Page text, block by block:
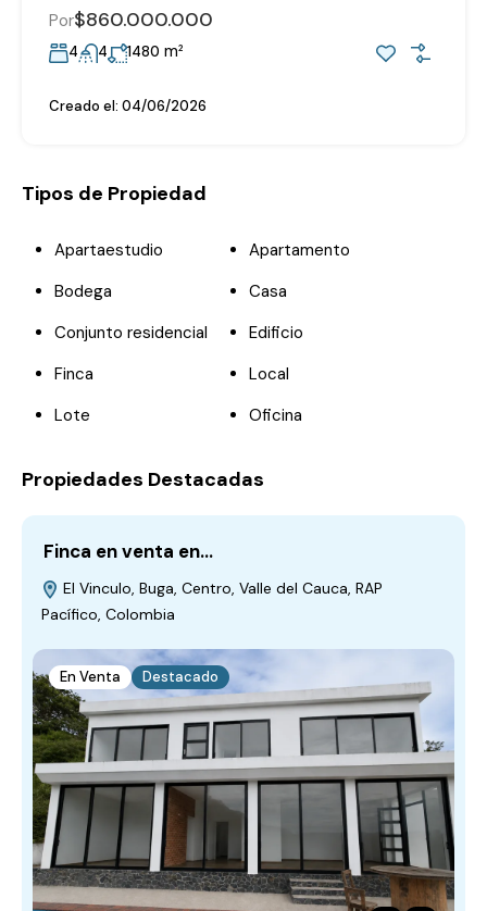
Por$860.000.000
4 4 1480 m²
Creado el: 04/06/2026
Tipos de Propiedad
Apartaestudio
Apartamento
Bodega
Casa
Conjunto residencial
Edificio
Finca
Local
Lote
Oficina
Propiedades Destacadas
Finca en venta en…
El Vinculo, Buga, Centro, Valle del Cauca, RAP
Pacífico, Colombia
En Venta Destacado